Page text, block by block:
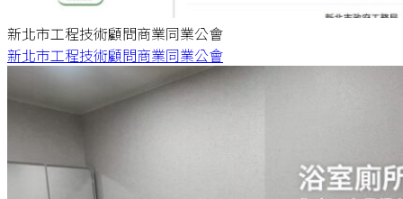
新北市工程技術顧問商業同業公會
新北市工程技術顧問商業同業公會